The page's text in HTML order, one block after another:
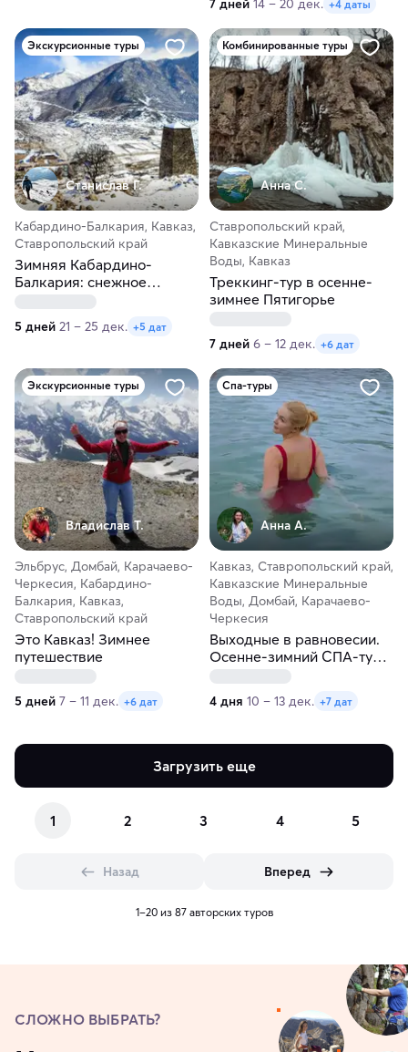
7 дней 14 – 20 дек. +4 даты
Экскурсионные туры
Станислав Г.
Кабардино-Балкария, Кавказ,
Ставропольский край
Зимняя Кабардино-
Балкария: снежное
5 дней 21 – 25 дек. +5 дат
Комбинированные туры
Анна С.
Ставропольский край,
Кавказские Минеральные
Воды, Кавказ
Треккинг-тур в осенне-
зимнее Пятигорье
7 дней 6 – 12 дек. +6 дат
Экскурсионные туры
Владислав Т.
Эльбрус, Домбай, Карачаево-
Черкесия, Кабардино-
Балкария, Кавказ,
Ставропольский край
Это Кавказ! Зимнее
путешествие
5 дней 7 – 11 дек. +6 дат
Спа-туры
Анна А.
Кавказ, Ставропольский край,
Кавказские Минеральные
Воды, Домбай, Карачаево-
Черкесия
Выходные в равновесии.
Осенне-зимний СПА-тур
4 дня 10 – 13 дек. +7 дат
Загрузить еще
1 2 3 4 5
Назад Вперед
1–20 из 87 авторских туров
СЛОЖНО ВЫБРАТЬ?